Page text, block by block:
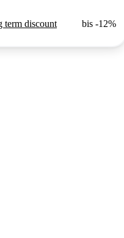
term discount bis -12%